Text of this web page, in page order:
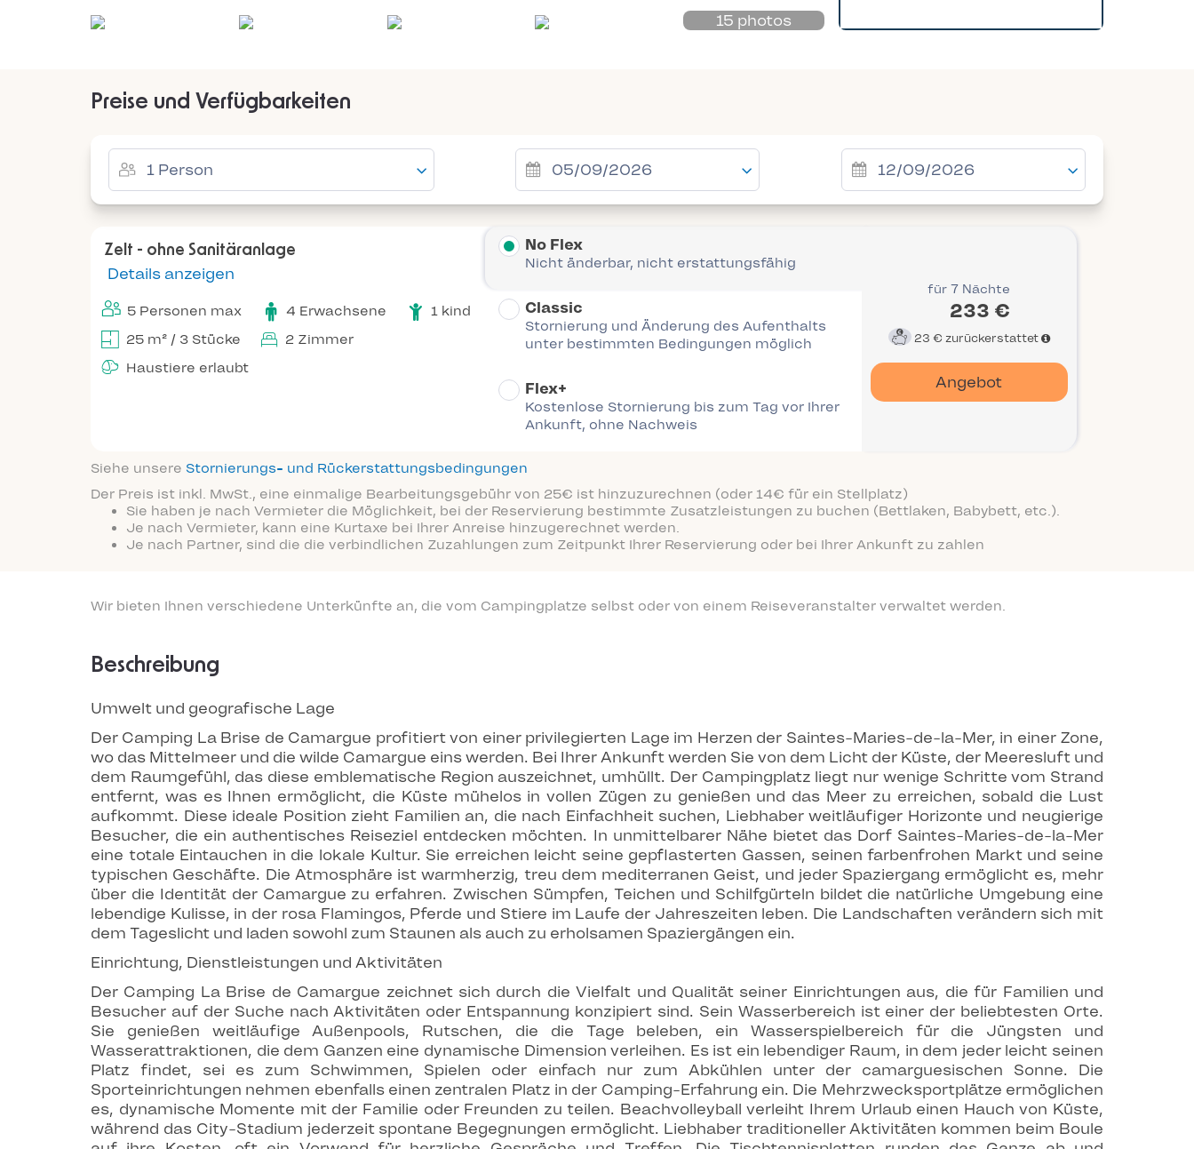
15 photos
Preise und Verfügbarkeiten
Zelt - ohne Sanitäranlage
Details anzeigen
5 Personen max 4 Erwachsene
1 kind
25 m² / 3 Stücke
2 Zimmer
Haustiere erlaubt
No Flex
Nicht änderbar, nicht erstattungsfähig
Classic
Stornierung und Änderung des Aufenthalts
unter bestimmten Bedingungen möglich
Flex+
Kostenlose Stornierung bis zum Tag vor Ihrer
Ankunft, ohne Nachweis
für 7 Nächte
233 €
23 € zurückerstattet
Angebot
Siehe unsere Stornierungs- und Rückerstattungsbedingungen
Der Preis ist inkl. MwSt., eine einmalige Bearbeitungsgebühr von 25€ ist hinzuzurechnen (oder 14€ für ein Stellplatz)
Sie haben je nach Vermieter die Möglichkeit, bei der Reservierung bestimmte Zusatzleistungen zu buchen (Bettlaken, Babybett, etc.).
Je nach Vermieter, kann eine Kurtaxe bei Ihrer Anreise hinzugerechnet werden.
Je nach Partner, sind die die verbindlichen Zuzahlungen zum Zeitpunkt Ihrer Reservierung oder bei Ihrer Ankunft zu zahlen
Wir bieten Ihnen verschiedene Unterkünfte an, die vom Campingplatze selbst oder von einem Reiseveranstalter verwaltet werden.
Beschreibung
Umwelt und geografische Lage
Der Camping La Brise de Camargue profitiert von einer privilegierten Lage im Herzen der Saintes-Maries-de-la-Mer, in einer Zone,
wo das Mittelmeer und die wilde Camargue eins werden. Bei Ihrer Ankunft werden Sie von dem Licht der Küste, der Meeresluft und
dem Raumgefühl, das diese emblematische Region auszeichnet, umhüllt. Der Campingplatz liegt nur wenige Schritte vom Strand
entfernt, was es Ihnen ermöglicht, die Küste mühelos in vollen Zügen zu genießen und das Meer zu erreichen, sobald die Lust
aufkommt. Diese ideale Position zieht Familien an, die nach Einfachheit suchen, Liebhaber weitläufiger Horizonte und neugierige
Besucher, die ein authentisches Reiseziel entdecken möchten. In unmittelbarer Nähe bietet das Dorf Saintes-Maries-de-la-Mer
eine totale Eintauchen in die lokale Kultur. Sie erreichen leicht seine gepflasterten Gassen, seinen farbenfrohen Markt und seine
typischen Geschäfte. Die Atmosphäre ist warmherzig, treu dem mediterranen Geist, und jeder Spaziergang ermöglicht es, mehr
über die Identität der Camargue zu erfahren. Zwischen Sümpfen, Teichen und Schilfgürteln bildet die natürliche Umgebung eine
lebendige Kulisse, in der rosa Flamingos, Pferde und Stiere im Laufe der Jahreszeiten leben. Die Landschaften verändern sich mit
dem Tageslicht und laden sowohl zum Staunen als auch zu erholsamen Spaziergängen ein.
Einrichtung, Dienstleistungen und Aktivitäten
Der Camping La Brise de Camargue zeichnet sich durch die Vielfalt und Qualität seiner Einrichtungen aus, die für Familien und
Besucher auf der Suche nach Aktivitäten oder Entspannung konzipiert sind. Sein Wasserbereich ist einer der beliebtesten Orte.
Sie genießen weitläufige Außenpools, Rutschen, die die Tage beleben, ein Wasserspielbereich für die Jüngsten und
Wasserattraktionen, die dem Ganzen eine dynamische Dimension verleihen. Es ist ein lebendiger Raum, in dem jeder leicht seinen
Platz findet, sei es zum Schwimmen, Spielen oder einfach nur zum Abkühlen unter der camarguesischen Sonne. Die
Sporteinrichtungen nehmen ebenfalls einen zentralen Platz in der Camping-Erfahrung ein. Die Mehrzwecksportplätze ermöglichen
es, dynamische Momente mit der Familie oder Freunden zu teilen. Beachvolleyball verleiht Ihrem Urlaub einen Hauch von Küste,
während das City-Stadium jederzeit spontane Begegnungen ermöglicht. Liebhaber traditioneller Aktivitäten kommen beim Boule